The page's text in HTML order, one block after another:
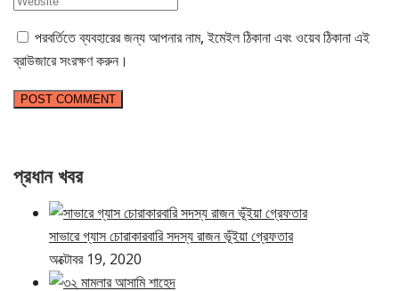
পরবর্তিতে ব্যবহারের জন্য আপনার নাম, ইমেইল ঠিকানা এবং ওয়েব ঠিকানা এই
ব্রাউজারে সংরক্ষণ করুন।
প্রধান খবর
সাভারে গ্যাস চোরাকারবারি সদস্য রাজন ভূঁইয়া গ্রেফতার
অক্টোবর 19, 2020